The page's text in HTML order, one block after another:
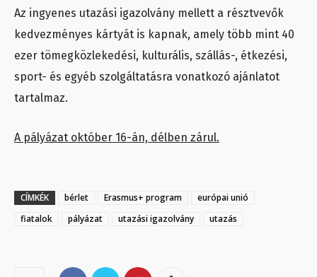
Az ingyenes utazási igazolvány mellett a résztvevők
kedvezményes kártyát is kapnak, amely több mint 40
ezer tömegközlekedési, kulturális, szállás-, étkezési,
sport- és egyéb szolgáltatásra vonatkozó ajánlatot
tartalmaz.
A pályázat október 16-án, délben zárul.
CÍMKÉK bérlet Erasmus+ program
európai unió
fiatalok
pályázat utazási igazolvány utazás